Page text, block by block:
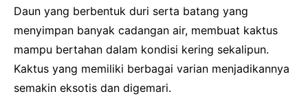
Daun yang berbentuk duri serta batang yang
menyimpan banyak cadangan air, membuat kaktus
mampu bertahan dalam kondisi kering sekalipun.
Kaktus yang memiliki berbagai varian menjadikannya
semakin eksotis dan digemari.